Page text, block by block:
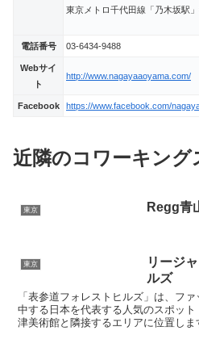
東京メトロ千代田線「乃木坂駅
電話番号 03-6434-9488
Webサイ
ト
http://www.nagayaaoyama.com/
Facebook https://www.facebook.com/
近隣のコワーキング
東京 Regg青
東京
リージ
ルズ
「表参道フォレストヒルズ」は、フ
中する日本を代表する人気のスポッ
津美術館と隣接するエリアに位置しま